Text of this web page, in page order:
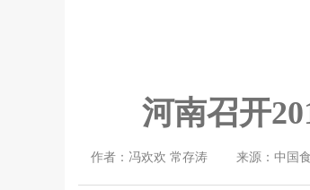
河南召开
作者：冯欢欢 常存涛 来源：中国